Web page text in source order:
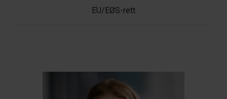
EU/EØS-rett